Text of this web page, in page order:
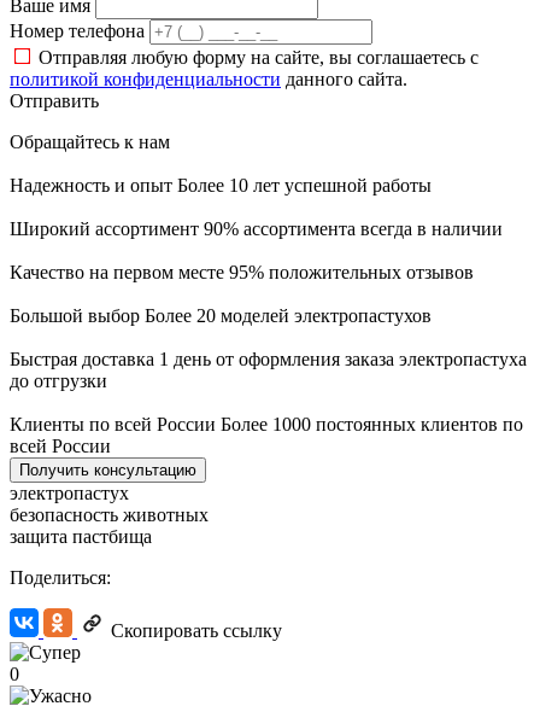
Ваше имя
Номер телефона
Отправляя любую форму на сайте, вы соглашаетесь с
политикой конфиденциальности данного сайта.
Отправить
Обращайтесь к нам
Надежность и опыт Более 10 лет успешной работы
Широкий ассортимент 90% ассортимента всегда в наличии
Качество на первом месте 95% положительных отзывов
Большой выбор Более 20 моделей электропастухов
Быстрая доставка 1 день от оформления заказа электропастуха
до отгрузки
Клиенты по всей России Более 1000 постоянных клиентов по
всей России
Получить консультацию
электропастух
безопасность животных
защита пастбища
Поделиться:
Скопировать ссылку
0